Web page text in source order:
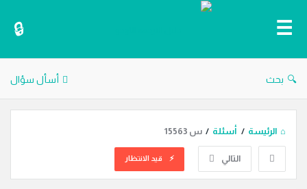
دليل
بحث أسأل سؤال
الرئيسة / أسئلة / س 15563
التالي قيد الانتظار